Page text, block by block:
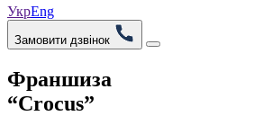
УкрEng
Замовити дзвінок
Франшиза
“Crocus”